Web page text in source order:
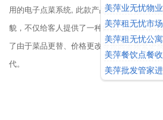
用的电子点菜系统, 此款产品主要针对眼下
貌，不仅给客人提供了一种自由、欣赏式的
了由于菜品更替、价格更改等原因需频繁更
代。
美萍业无忧物
美萍租无忧市
美萍租无忧公
美萍餐饮点餐
美萍批发管家